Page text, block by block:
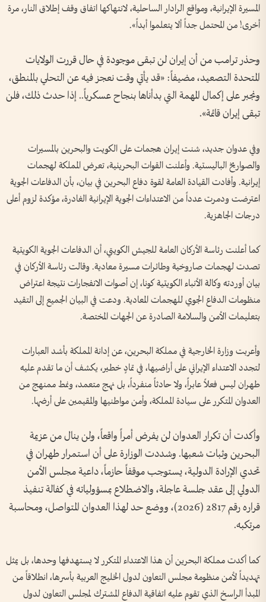
المسيرة الإيرانية، ومواقع الرادار الساحلية، لانتهاكها اتفاق وقف إطلاق النار، مرة
أخرى! من المحتمل جداً ألا يتعلموا أبداً».
وحذر ترامب من أن إيران لن تبقى موجودة في حال قررت الولايات
المتحدة التصعيد، مضيفاً: «قد يأتي وقت نعجز فيه عن التحلي بالمنطق،
ونجبر على إكمال المهمة التي بدأناها بنجاح عسكرياً.. إذا حدث ذلك، فلن
تبقى إيران قائمة».
وفي عدوان جديد، شنت إيران هجمات على الكويت والبحرين بالمسيرات
والصواريخ الباليستية. وأعلنت القوات البحرينية، تعرض المملكة لهجمات
إيرانية. وأفادت القيادة العامة لقوة دفاع البحرين في بيان، بأن الدفاعات الجوية
اعترضت ودمرت عدداً من الاعتداءات الجوية الإيرانية الغادرة، مؤكدة لزوم أعلى
درجات الجاهزية.
كما أعلنت رئاسة الأركان العامة للجيش الكويتي، أن الدفاعات الجوية الكويتية
تصدت لهجمات صاروخية وطائرات مسيرة معادية. وقالت رئاسة الأركان في
بيان أوردته وكالة الأنباء الكويتية كونا، إن أصوات الانفجارات نتيجة اعتراض
منظومات الدفاع الجوي للهجمات المعادية. ودعت في البيان الجميع إلى التقيد
بتعليمات الأمن والسلامة الصادرة عن الجهات المختصة.
وأعربت وزارة الخارجية في مملكة البحرين، عن إدانة المملكة بأشد العبارات
لتجدد الاعتداء الإيراني على أراضيها، في تمادٍ خطير، يكشف أن ما تقدم عليه
طهران ليس فعلاً عابراً، ولا حادثاً منفرداً، بل نهج متعمد، ونمط ممنهج من
العدوان المتكرر على سيادة المملكة، وأمن مواطنيها والمقيمين على أرضها.
وأكدت أن تكرار العدوان لن يفرض أمراً واقعاً، ولن ينال من عزيمة
البحرين وثبات شعبها. وشددت الوزارة على أن استمرار طهران في
تحدي الإرادة الدولية، يستوجب موقفاً حازماً، داعية مجلس الأمن
الدولي إلى عقد جلسة عاجلة، والاضطلاع بمسؤولياته في كفالة تنفيذ
قراره رقم 2817 (2026)، ووضع حد لهذا العدوان المتواصل، ومحاسبة
مرتكبه.
كما أكدت مملكة البحرين أن هذا الاعتداء المتكرر لا يستهدفها وحدها، بل يمثل
تهديداً لأمن منظومة مجلس التعاون لدول الخليج العربية بأسرها، انطلاقاً من
المبدأ الراسخ الذي تقوم عليه اتفاقية الدفاع المشترك لمجلس التعاون لدول